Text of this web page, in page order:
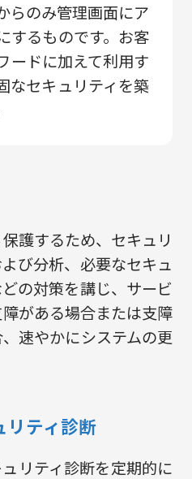
らのみ管理画面にア
するものです。お客
ードに加えて利用す
なセキュリティを築
護するため、セキュリ
び分析、必要なセキュ
の対策を講じ、サービ
がある場合または支障
速やかにシステムの更
リティ診断
リティ診断を定期的に